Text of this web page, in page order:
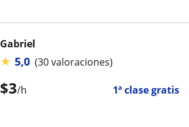
$3/h 1ª clase gratis
Gabriel
★ 5,0 (30 valoraciones)